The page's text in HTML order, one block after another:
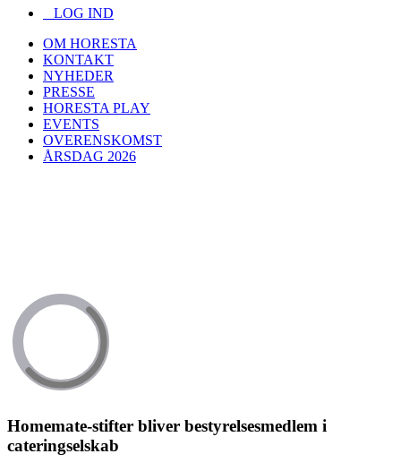
LOG IND
OM HORESTA
KONTAKT
NYHEDER
PRESSE
HORESTA PLAY
EVENTS
OVERENSKOMST
ÅRSDAG 2026
Homemate-stifter bliver bestyrelsesmedlem i
cateringselskab